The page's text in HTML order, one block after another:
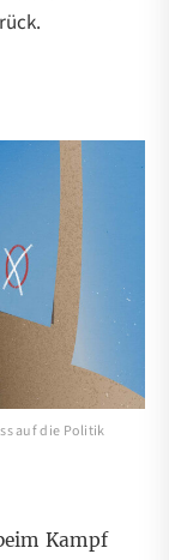
auf die Politik
Kampf